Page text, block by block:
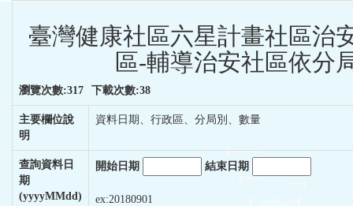
臺灣健康社區六星計畫社區治
區-輔導治安社區依分
瀏覽次數:317 下載次數:38
主要欄位說
明
資料日期、行政區、分局別、數量
查詢資料日
期
(yyyyMMdd)
開始日期 結束日期
ex:20180901